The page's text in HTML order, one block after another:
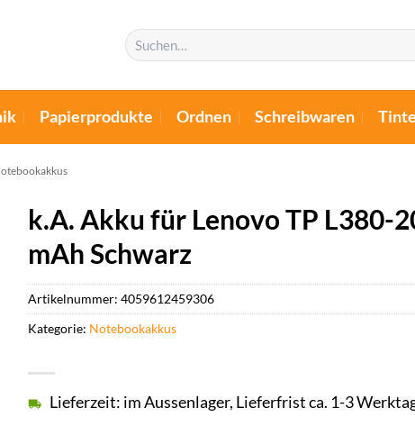
Suchen
nach:
Papierprodukte Ordnen Schreibwaren
k.A. Akku für Lenovo TP L380-
mAh Schwarz
Lieferzeit: im Aussenlager, Lieferfrist ca. 1-3
Artikelnummer: 4059612459306
Kategorie: Notebookakkus